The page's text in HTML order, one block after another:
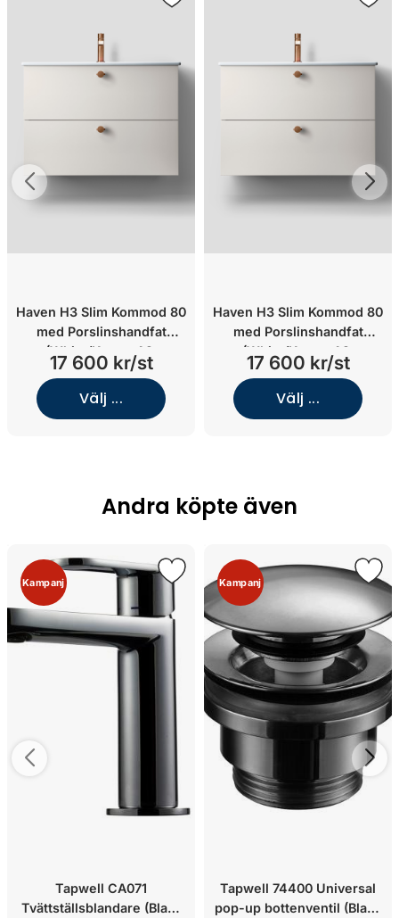
Haven H3 Slim Kommod 80
med Porslinshandfat
(White/Knopp A2.
06/Mässing)
17 600 kr/st
Välj ...
Haven H3 Slim Kommod 80
med Porslinshandfat
(White/Knopp A2.
02/Krom)
17 600 kr/st
Välj ...
Andra köpte även
Kampanj
Tapwell CA071
Tvättställsblandare (Black
Kampanj
Tapwell 74400 Universal
pop-up bottenventil (Black